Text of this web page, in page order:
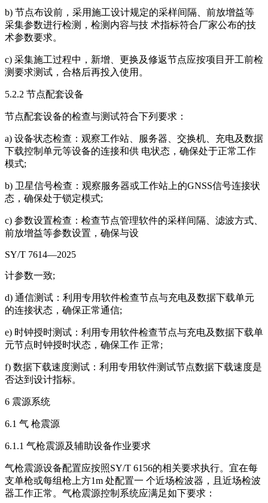
b) 节点布设前，采用施工设计规定的采样间隔、前放增益等
采集参数进行检测，检测内容与技 术指标符合厂家公布的技
术参数要求。
c) 采集施工过程中，新增、更换及修返节点应按项目开工前检
测要求测试，合格后再投入使用。
5.2.2 节点配套设备
节点配套设备的检查与测试符合下列要求：
a) 设备状态检查：观察工作站、服务器、交换机、充电及数据
下载控制单元等设备的连接和供 电状态，确保处于正常工作
模式;
b) 卫星信号检查：观察服务器或工作站上的GNSS信号连接状
态，确保处于锁定模式;
c) 参数设置检查：检查节点管理软件的采样间隔、滤波方式、
前放增益等参数设置，确保与设
SY/T 7614—2025
计参数一致;
d) 通信测试：利用专用软件检查节点与充电及数据下载单元
的连接状态，确保正常通信;
e) 时钟授时测试：利用专用软件检查节点与充电及数据下载单
元节点时钟授时状态，确保工作 正常;
f) 数据下载速度测试：利用专用软件测试节点数据下载速度是
否达到设计指标。
6 震源系统
6.1 气 枪震源
6.1.1 气枪震源及辅助设备作业要求
气枪震源设备配置应按照SY/T 6156的相关要求执行。宜在每
支单枪或每组枪上方1m 处配置一 个近场检波器，且近场检波
器工作正常。气枪震源控制系统应满足如下要求：